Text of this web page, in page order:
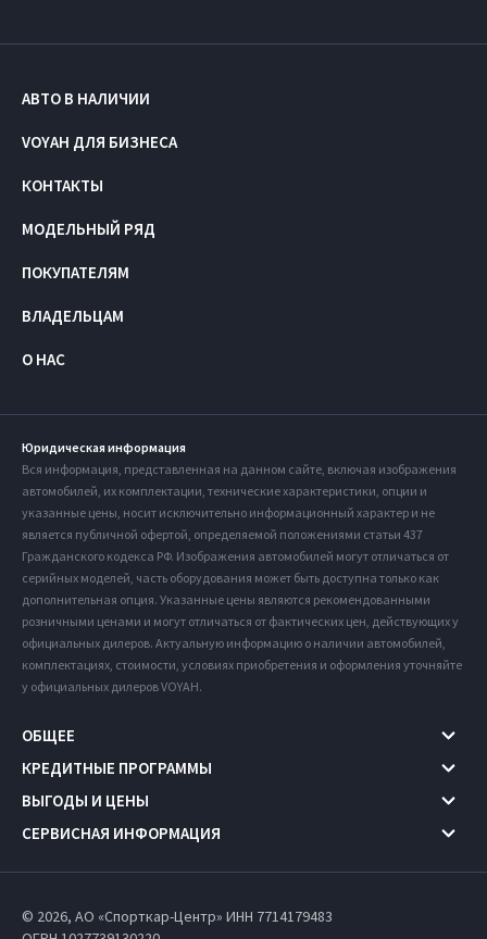
АВТО В НАЛИЧИИ
VOYAH ДЛЯ БИЗНЕСА
КОНТАКТЫ
МОДЕЛЬНЫЙ РЯД
ПОКУПАТЕЛЯМ
ВЛАДЕЛЬЦАМ
О НАС
Юридическая информация
Вся информация, представленная на данном сайте, включая изображения
автомобилей, их комплектации, технические характеристики, опции и
указанные цены, носит исключительно информационный характер и не
является публичной офертой, определяемой положениями статьи 437
Гражданского кодекса РФ. Изображения автомобилей могут отличаться от
серийных моделей, часть оборудования может быть доступна только как
дополнительная опция. Указанные цены являются рекомендованными
розничными ценами и могут отличаться от фактических цен, действующих у
официальных дилеров. Актуальную информацию о наличии автомобилей,
комплектациях, стоимости, условиях приобретения и оформления уточняйте
у официальных дилеров VOYAH.
ОБЩЕЕ
КРЕДИТНЫЕ ПРОГРАММЫ
ВЫГОДЫ И ЦЕНЫ
СЕРВИСНАЯ ИНФОРМАЦИЯ
© 2026, АО «Спорткар-Центр» ИНН 7714179483